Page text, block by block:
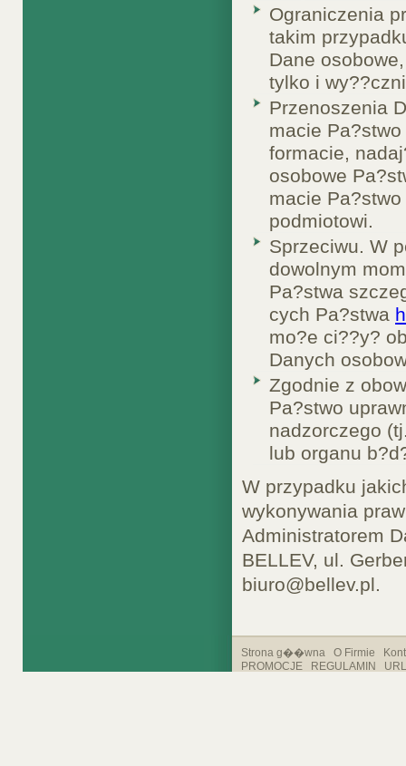
Ograniczenia
takim
Dane
tylko i
Przenoszenia
macie
formacie,
osobowe
macie
podmiotowi.
Sprzeciwu. W
dowolnym
Pa?stwa
cych Pa?stwa
mo?e ci??y?
Danych
Zgodnie z
Pa?stwo
nadzorczego
lub organu
W przypadku
wykonywania
Administratorem
BELLEV, ul.
biuro@bellev.pl.
Strona g��wna O Firmie
PROMOCJE
REGULAMIN